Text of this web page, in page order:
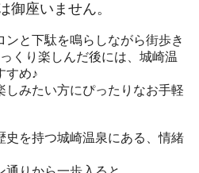
座いません。
と下駄を鳴らしながら街歩き
くり楽しんだ後には、城崎温
すめ♪
しみたい方にぴったりなお手軽
史を持つ城崎温泉にある、情緒